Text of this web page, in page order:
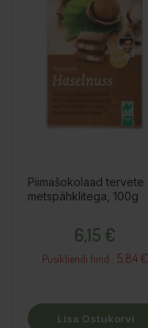
Piimašokolaad tervete
metspähklitega, 100g
6,15 €
Püsikliendi hind : 5.84 €
Lisa Ostukorvi